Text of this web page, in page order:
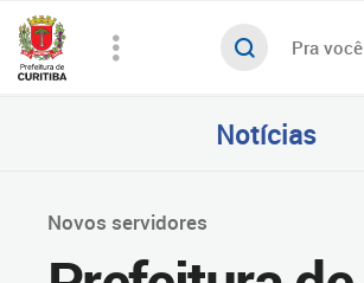
Pra você
Notícias
Novos servidores